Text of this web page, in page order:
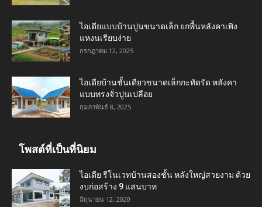
ไอเดียแบบบ้านปูนขนาดเล็ก ยกพื้นหลังคาเพิง
แหงนเรียบง่าย
กรกฎาคม 12, 2025
ไอเดียบ้านชั้นเดียวขนาดเล็กกะทัดรัด หลังคา
แบบทรงจั่วปูนเปลือย
กุมภาพันธ์ 8, 2025
โพสต์ที่เป็นที่นิยม
ไอเดีย รีโนเวทบ้านสองชั้น หลังใหญ่สวยงาม ด้วย
งบก่อสร้าง 9 แสนบาท
มิถุนายน 12, 2020